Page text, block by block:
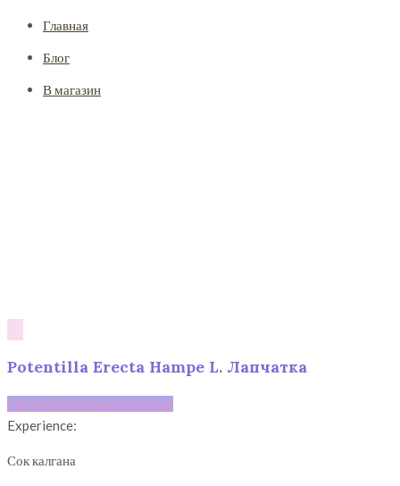
Главная
Блог
В магазин
Potentilla Erecta Hampe L. Лапчатка
FitnessDietologyInstructor
Experience:
Сок калгана